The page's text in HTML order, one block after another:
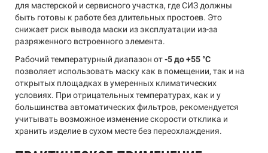
для мастерской и сервисного участка, где СИЗ должны
быть готовы к работе без длительных простоев. Это
снижает риск вывода маски из эксплуатации из-за
разряженного встроенного элемента.
Рабочий температурный диапазон от-5 до +55 °C
позволяет использовать маску как в помещении, так и на
открытых площадках в умеренных климатических
условиях. При отрицательных температурах, как и у
большинства автоматических фильтров, рекомендуется
учитывать возможное изменение скорости отклика и
хранить изделие в сухом месте без переохлаждения.